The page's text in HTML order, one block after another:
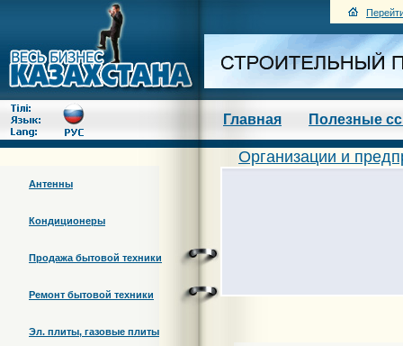
Главная Полезные
Антенны
Кондиционеры
Продажа бытовой техники
Ремонт бытовой техники
Эл. плиты, газовые плиты
Организации и